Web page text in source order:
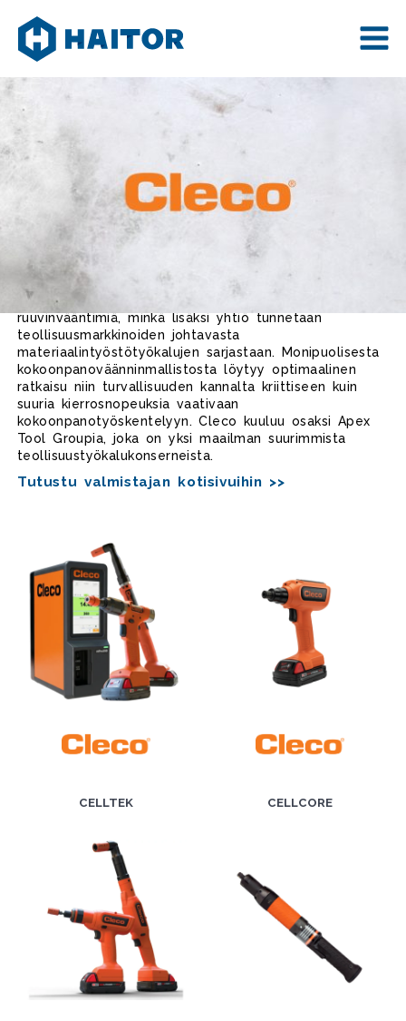
content
CLECO
Saksalainen Cleco on kokoonpanovääntimien saralla
synonyymi laadulle. Clecon mallisto sisältää kattavan
valikoiman niin paineilma- kuin sähkötoimisia
ruuvinvääntimiä, minkä lisäksi yhtiö tunnetaan
teollisuusmarkkinoiden johtavasta
materiaalintyöstötyökalujen sarjastaan. Monipuolisesta
kokoonpanoväänninmallistosta löytyy optimaalinen
ratkaisu niin turvallisuuden kannalta kriittiseen kuin
suuria kierrosnopeuksia vaativaan
kokoonpanotyöskentelyyn. Cleco kuuluu osaksi Apex
Tool Groupia, joka on yksi maailman suurimmista
teollisuustyökalukonserneista.
Tutustu valmistajan kotisivuihin >>
CELLTEK CELLCORE